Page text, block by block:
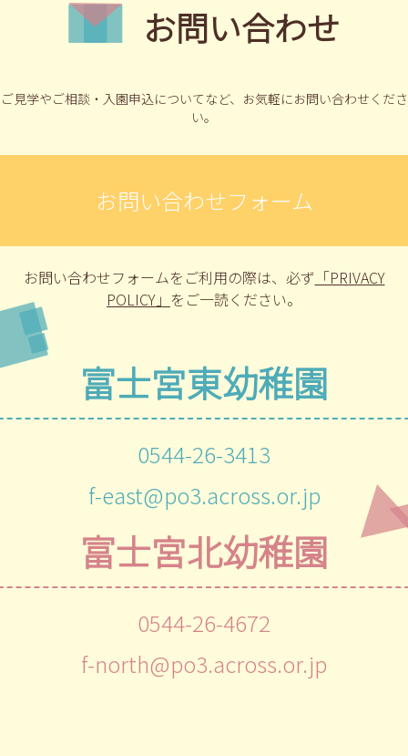
お問い合わせ
ご見学やご相談・入園申込についてなど、 お気軽にお問い合わせくださ
い。
お問い合わせフォーム
お問い合わせフォームをご利用の際は、 必ず 「PRIVACY
POLICY」 をご一読ください。
富士宮東幼稚園
0544-26-3413
f-east@po3.across.or.jp
富士宮北幼稚園
0544-26-4672
f-north@po3.across.or.jp